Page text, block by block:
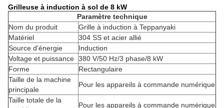
Grilleuse à induction à sol de 8 kW
Paramètre technique
Nom du produit
Grille à induction à Teppanyaki
Matériel
304 SS et acier allié
Source d'énergie
Induction
Voltage et puissance 380 V/50 Hz/3 phase/8 kW
Forme
Rectangulaire
Taille de la machine
principale
Pour les appareils à commande numérique
Taille totale de la
Pour les appareils à commande numérique